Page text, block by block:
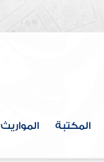
المكتبة المواريث